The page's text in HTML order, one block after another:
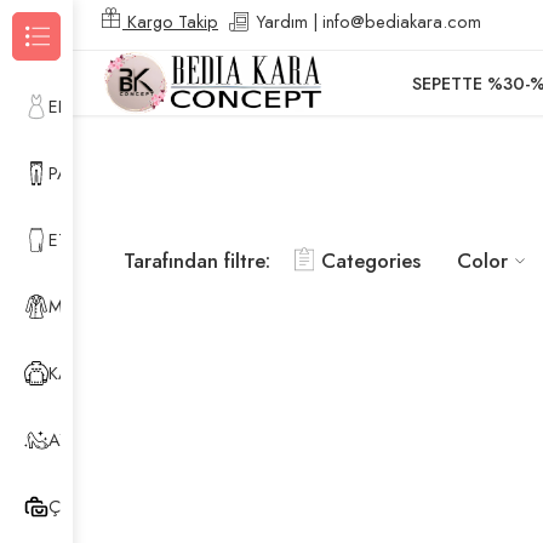
Kargo Takip Yardım | info@bediakara.com
SEPETTE %30-
Tarafından filtre: Categories Color
Kategorilere Gözat
ELBİSE
PANTOLON
ETEK
MONT & YELEK
KAZAK & HIRKA
AYAKKABI
ÇANTA